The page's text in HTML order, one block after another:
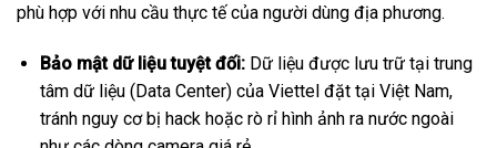
phù hợp với nhu cầu thực tế của người dùng địa phương.
Bảo mật dữ liệu tuyệt đối:Dữ liệu được lưu trữ tại trung
tâm dữ liệu (Data Center) của Viettel đặt tại Việt Nam,
tránh nguy cơ bị hack hoặc rò rỉ hình ảnh ra nước ngoài